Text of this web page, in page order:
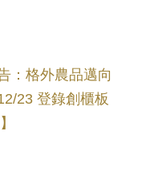
：格外農品邁向
23 登錄創櫃板